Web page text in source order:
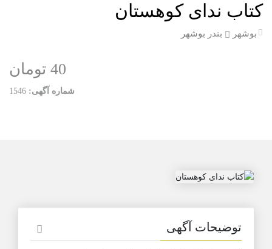
کتاب ندای کوهستان
بوشهر بندر بوشهر
40 تومان
شماره آگهی: 1546
توضیحات آگهی